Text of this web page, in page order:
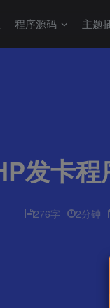
发卡
276字 2分钟
程序源码 主题